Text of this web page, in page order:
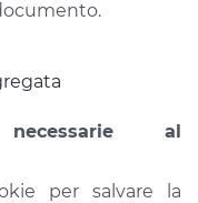
al
per salvare la